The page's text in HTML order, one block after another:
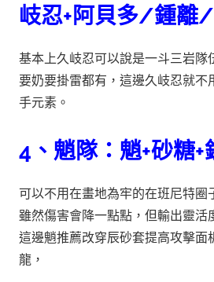
岐忍+阿貝多/鍾
基本上久岐忍可以說是一斗三岩隊
要奶要掛雷都有，這邊久岐忍就不
手元素。
4、魈隊：魈+砂糖+
可以不用在畫地為牢的在班尼特圈
雖然傷害會降一點點，但輸出靈活
這邊魈推薦改穿辰砂套提高攻擊面
龍，